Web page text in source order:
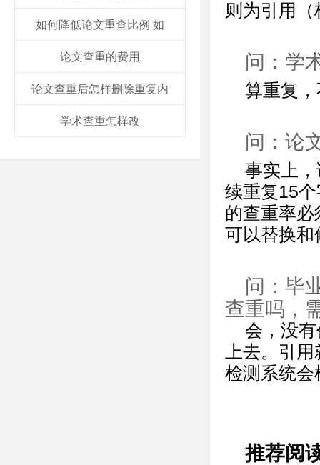
如何降低论文重查比例 如
论文查重的费用
论文查重后怎样删除重复内
学术查重怎样改
则为引用
问：学
算重复
问：论
事实上
续重复15
的查重率
可以替换和
问：毕
查重吗，
会，没
上去。引
检测系统会
推荐阅